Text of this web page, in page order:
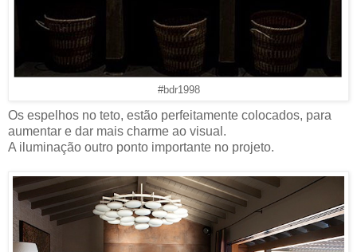
#bdr1998
Os espelhos no teto, estão perfeitamente colocados, para
aumentar e dar mais charme ao visual.
A iluminação outro ponto importante no projeto.